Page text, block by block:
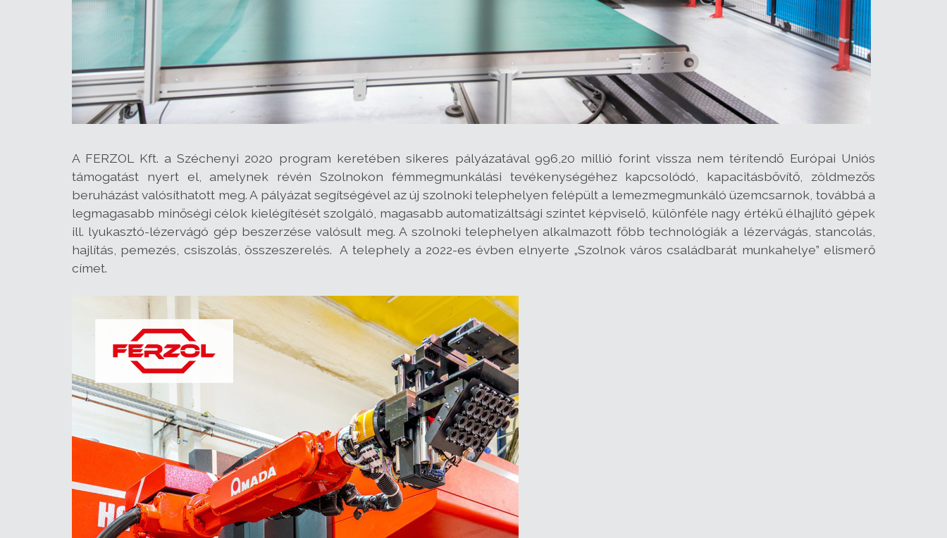
A FERZOL Kft. a Széchenyi 2020 program keretében sikeres pályázatával 996,20 millió forint vissza nem térítendő Európai Uniós
támogatást nyert el, amelynek révén Szolnokon fémmegmunkálási tevékenységéhez kapcsolódó, kapacitásbővítő, zöldmezős
beruházást valósíthatott meg. A pályázat segítségével az új szolnoki telephelyen felépült a lemezmegmunkáló üzemcsarnok, továbbá a
legmagasabb minőségi célok kielégítését szolgáló, magasabb automatizáltsági szintet képviselő, különféle nagy értékű élhajlító gépek
ill. lyukasztó-lézervágó gép beszerzése valósult meg. A szolnoki telephelyen alkalmazott főbb technológiák a lézervágás, stancolás,
hajlítás, pemezés, csiszolás, összeszerelés. A telephely a 2022-es évben elnyerte „Szolnok város családbarát munkahelye” elismerő
címet.